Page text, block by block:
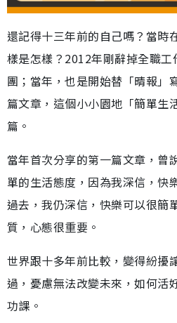
還記得十三年前的自己嗎？當時
樣是怎樣？2012年剛辭掉全職
團；當年，也是開始替「晴報」
篇文章，這個小小園地「簡單生
篇。
當年首次分享的第一篇文章，曾
單的生活態度，因為我深信，快
過去，我仍深信，快樂可以很簡
質，心態很重要。
世界跟十多年前比較，變得紛擾
過，憂慮無法改變未來，如何活
功課。